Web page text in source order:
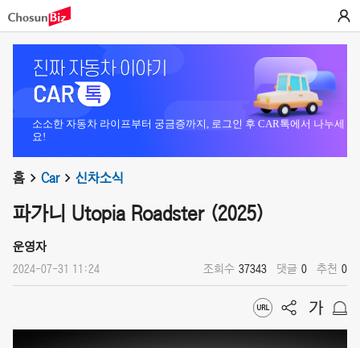
소소한 자동차 라이프부터 궁금증까지, 로그인 후 CAR톡에서 나누세
요!
홈 Car 신차소식
파가니 Utopia Roadster (2025)
운영자
2024-07-31 11:24 조회수 37343 댓글 0 추천 0